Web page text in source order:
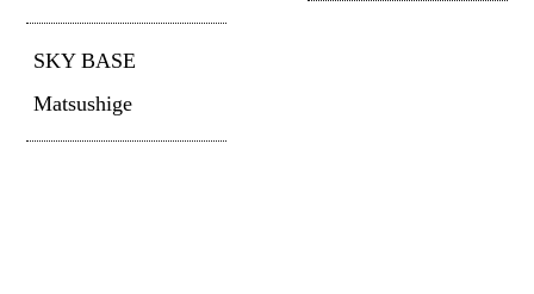
SKY BASE
Matsushige